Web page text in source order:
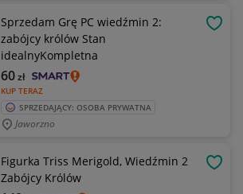
Sprzedam Grę PC wiedźmin 2:
zabójcy królów Stan
idealnyKompletna
KUP TERAZ
60zł
SPRZEDAJĄCY: OSOBA PRYWATNA
Jaworzno
Figurka Triss Merigold, Wiedźmin 2
Zabójcy Królów